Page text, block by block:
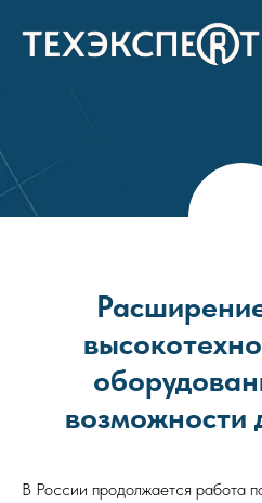
возможности
В России продолжается работа